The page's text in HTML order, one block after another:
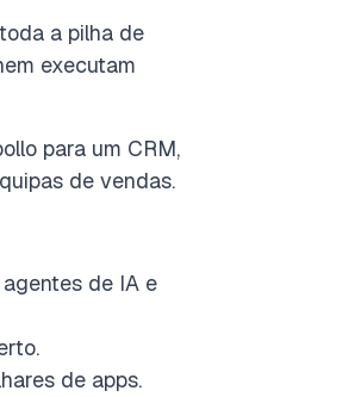
a pilha de
executam
para um CRM,
de vendas.
de IA e
de apps.